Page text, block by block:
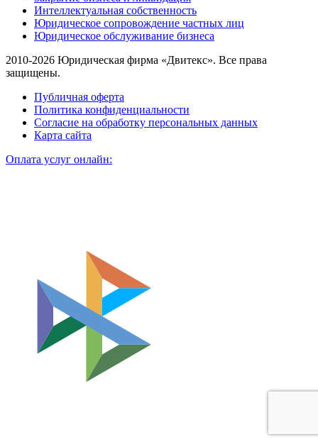
Интеллектуальная собственность
Юридическое сопровождение частных лиц
Юридическое обслуживание бизнеса
2010-2026 Юридическая фирма «Двитекс». Все права
защищены.
Публичная оферта
Политика конфиденциальности
Согласие на обработку персональных данных
Карта сайта
Оплата услуг онлайн: